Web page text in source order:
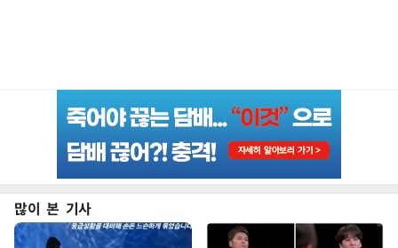
많이 본 기사